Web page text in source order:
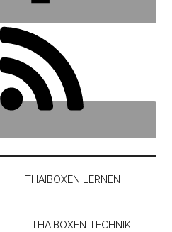
THAIBOXEN LERNEN
THAIBOXEN TECHNIK